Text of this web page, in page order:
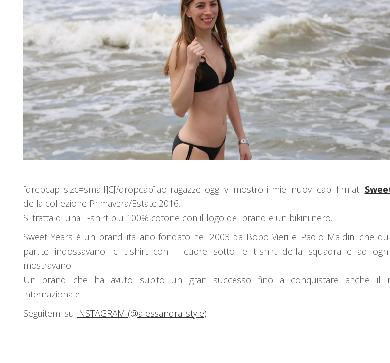
[dropcap size=small]C[/dropcap]iao ragazze oggi vi mostro i miei nuovi capi firmati
della collezione Primavera/Estate 2016.
Si tratta di una T-shirt blu 100% cotone con il logo del brand e un bikini nero.
Sweet Years è un brand italiano fondato nel 2003 da Bobo Vieri e Paolo Maldini che
partite indossavano le t-shirt con il cuore sotto le t-shirt della squadra e ad
mostravano.
Un brand che ha avuto subito un gran successo fino a conquistare anche il
internazionale.
Seguitemi su INSTAGRAM (@alessandra_style)